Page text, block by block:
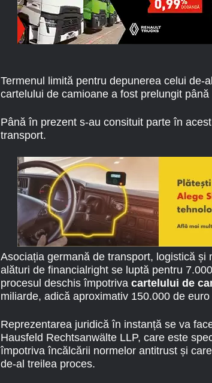
Termenul limită pentru depunerea celui de-
cartelului de camioane a fost prelungit
Până în prezent s-au consituit parte în
transport.
Asociația germană de transport, logistică și
alături de financialright se luptă pentru
procesul deschis împotriva cartelului de
miliarde, adică aproximativ 150.000 de
Reprezentarea juridică în instanță se va
Hausfeld Rechtsanwälte LLP, care este
împotriva încălcării normelor antitrust și
de-al treilea proces.